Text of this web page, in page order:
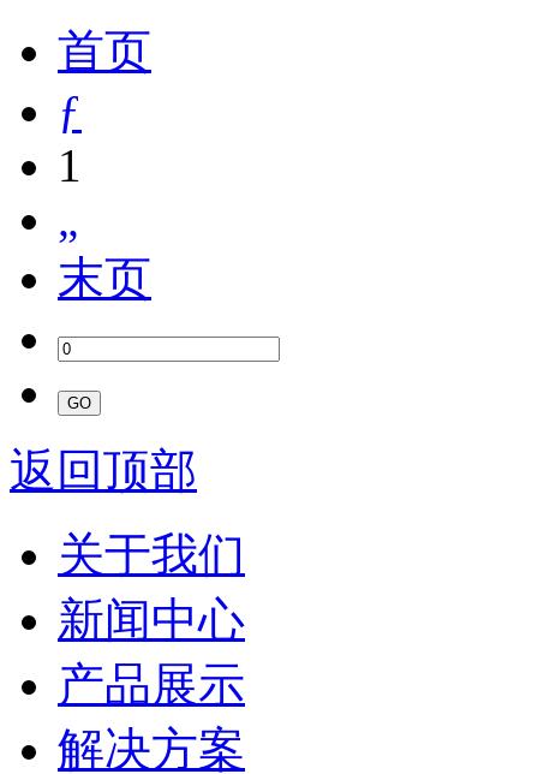
首页
ƒ
1
„
末页
返回顶部
关于我们
新闻中心
产品展示
解决方案